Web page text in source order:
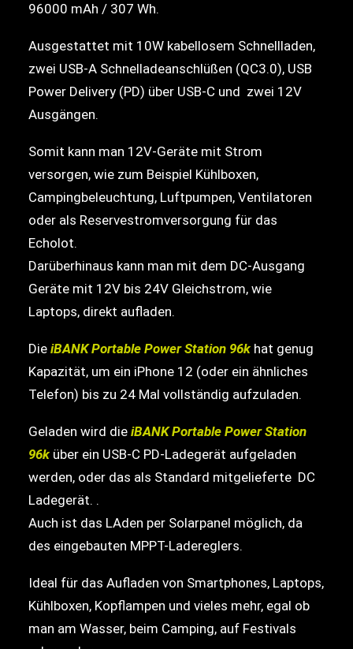
96000 mAh / 307 Wh.
Ausgestattet mit 10W kabellosem Schnellladen,
zwei USB-A Schnelladeanschlüßen (QC3.0), USB
Power Delivery (PD) über USB-C und zwei 12V
Ausgängen.
Somit kann man 12V-Geräte mit Strom
versorgen, wie zum Beispiel Kühlboxen,
Campingbeleuchtung, Luftpumpen, Ventilatoren
oder als Reservestromversorgung für das
Echolot.
Darüberhinaus kann man mit dem DC-Ausgang
Geräte mit 12V bis 24V Gleichstrom, wie
Laptops, direkt aufladen.
Die iBANK Portable Power Station 96khat genug
Kapazität, um ein iPhone 12 (oder ein ähnliches
Telefon) bis zu 24 Mal vollständig aufzuladen.
Geladen wird die iBANK Portable Power Station
96küber ein USB-C PD-Ladegerät aufgeladen
werden, oder das als Standard mitgelieferte DC
Ladegerät. .
Auch ist das LAden per Solarpanel möglich, da
des eingebauten MPPT-Ladereglers.
Ideal für das Aufladen von Smartphones, Laptops,
Kühlboxen, Kopflampen und vieles mehr, egal ob
man am Wasser, beim Camping, auf Festivals